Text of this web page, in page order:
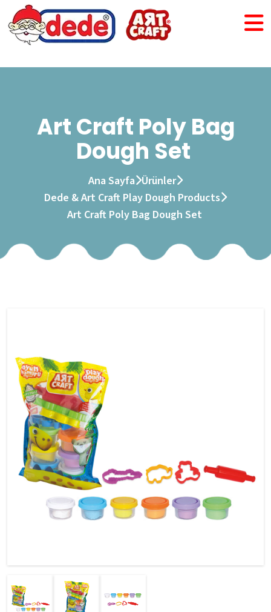
Art Craft Poly Bag
Dough Set
Ana Sayfa Ürünler
Dede & Art Craft Play Dough Products
Art Craft Poly Bag Dough Set